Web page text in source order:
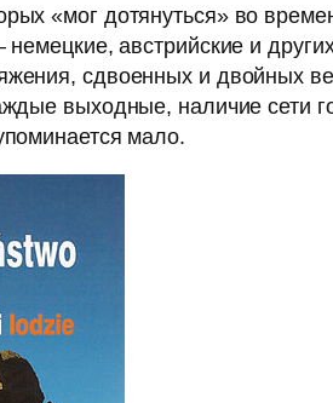
«мог дотянуться» во
австрийские и
сдвоенных и двойных
выходные, наличие сети
мало.